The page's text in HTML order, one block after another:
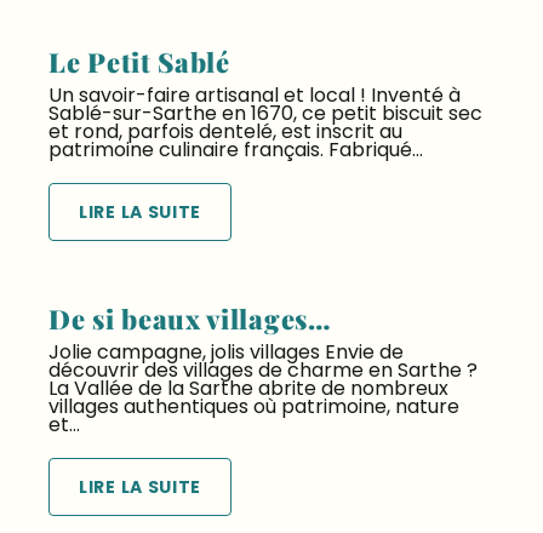
Le Petit Sablé
Un savoir-faire artisanal et local ! Inventé à
Sablé-sur-Sarthe en 1670, ce petit biscuit sec
et rond, parfois dentelé, est inscrit au
patrimoine culinaire français. Fabriqué...
LIRE LA SUITE
De si beaux villages…
Jolie campagne, jolis villages Envie de
découvrir des villages de charme en Sarthe ?
La Vallée de la Sarthe abrite de nombreux
villages authentiques où patrimoine, nature
et...
LIRE LA SUITE